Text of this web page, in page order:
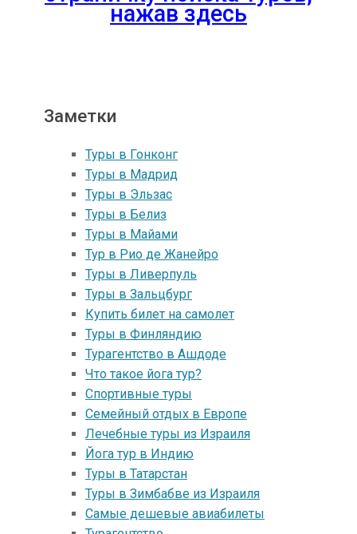
нажав здесь
Заметки
Туры в Гонконг
Туры в Mадрид
Туры в Эльзас
Туры в Белиз
Туры в Майами
Тур в Рио де Жанейро
Туры в Ливерпуль
Туры в Зальцбург
Купить билет на самолет
Туры в Финляндию
Турагентство в Ашдоде
Что такое йога тур?
Спортивные туры
Семейный отдых в Европе
Лечебные туры из Израиля
Йога тур в Индию
Туры в Татарстан
Туры в Зимбабве из Израиля
Самые дешевые авиабилеты